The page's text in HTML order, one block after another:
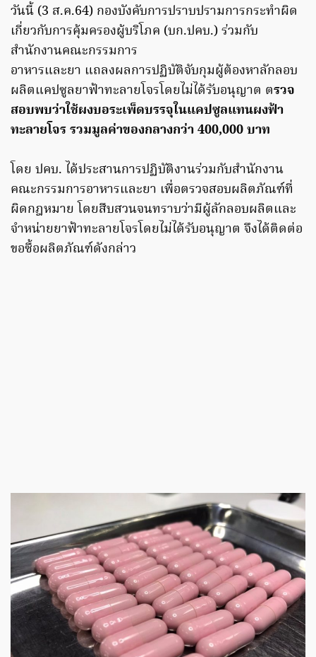
วันนี้ (3 ส.ค.64) กองบังคับการปราบปรามการกระทำผิด
เกี่ยวกับการคุ้มครองผู้บริโภค (บก.ปคบ.) ร่วมกับ
สำนักงานคณะกรรมการ
อาหารและยา แถลงผลการปฏิบัติจับกุมผู้ต้องหาลักลอบ
ผลิตแคปซูลยาฟ้าทะลายโจรโดยไม่ได้รับอนุญาต ตรวจ
สอบพบว่าใช้ผงบอระเพ็ดบรรจุในแคปซูลแทนผงฟ้า
ทะลายโจร รวมมูลค่าของกลางกว่า 400,000 บาท
โดย ปคบ. ได้ประสานการปฏิบัติงานร่วมกับสำนักงาน
คณะกรรมการอาหารและยา เพื่อตรวจสอบผลิตภัณฑ์ที่
ผิดกฎหมาย โดยสืบสวนจนทราบว่ามีผู้ลักลอบผลิตและ
จำหน่ายยาฟ้าทะลายโจรโดยไม่ได้รับอนุญาต จึงได้ติดต่อ
ขอซื้อผลิตภัณฑ์ดังกล่าว